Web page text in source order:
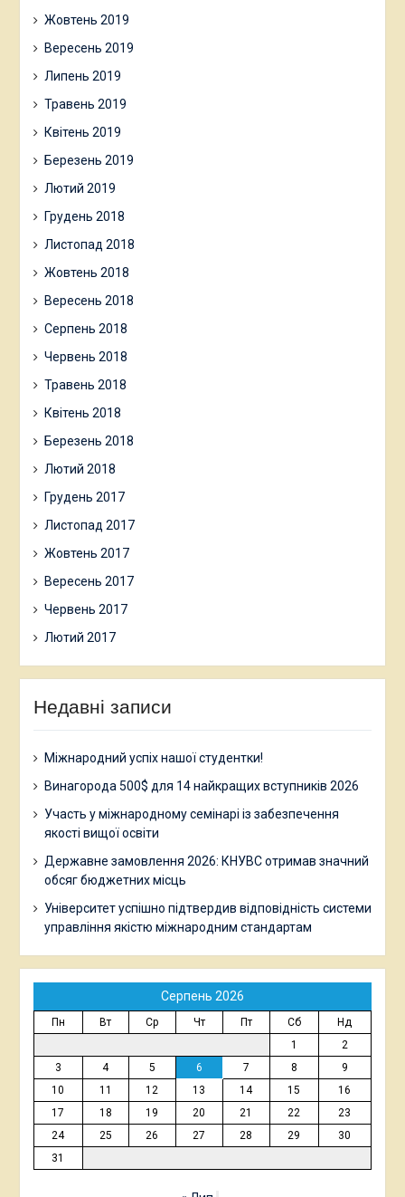
Жовтень 2019
Вересень 2019
Липень 2019
Травень 2019
Квітень 2019
Березень 2019
Лютий 2019
Грудень 2018
Листопад 2018
Жовтень 2018
Вересень 2018
Серпень 2018
Червень 2018
Травень 2018
Квітень 2018
Березень 2018
Лютий 2018
Грудень 2017
Листопад 2017
Жовтень 2017
Вересень 2017
Червень 2017
Лютий 2017
Недавні записи
Міжнародний успіх нашої студентки!
Винагорода 500$ для 14 найкращих вступників 2026
Участь у міжнародному семінарі із забезпечення
якості вищої освіти
Державне замовлення 2026: КНУВС отримав значний
обсяг бюджетних місць
Університет успішно підтвердив відповідність системи
управління якістю міжнародним стандартам
Серпень 2026
Пн Вт Ср Чт Пт Сб
Нд
1
2
3
4 5 6 7 8
9
10
11 12 13 14 15
16
17
18 19 20 21 22
23
24
25 26 27 28 29
30
31